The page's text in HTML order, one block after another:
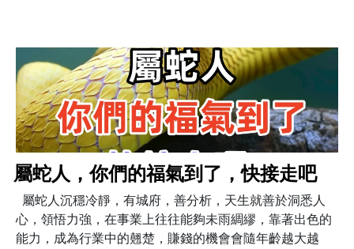
屬蛇人，你們的福氣到了，快接走吧
屬蛇人沉穩冷靜，有城府，善分析，天生就善於洞悉人
心，領悟力強，在事業上往往能夠未雨綢繆，靠著出色的
能力，成為行業中的翹楚，賺錢的機會會隨年齡越大越